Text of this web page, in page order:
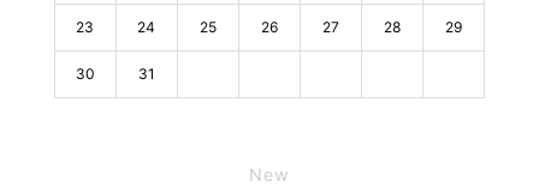
23 24 25 26 27 28 29
30 31
New